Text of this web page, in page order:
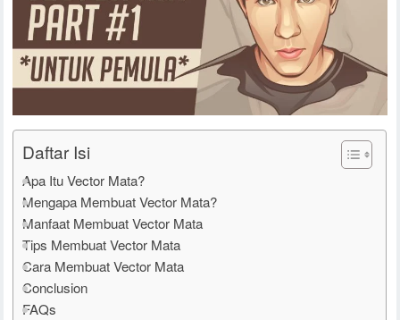
Daftar Isi
Apa Itu Vector Mata?
Mengapa Membuat Vector Mata?
Manfaat Membuat Vector Mata
Tips Membuat Vector Mata
Cara Membuat Vector Mata
Conclusion
FAQs